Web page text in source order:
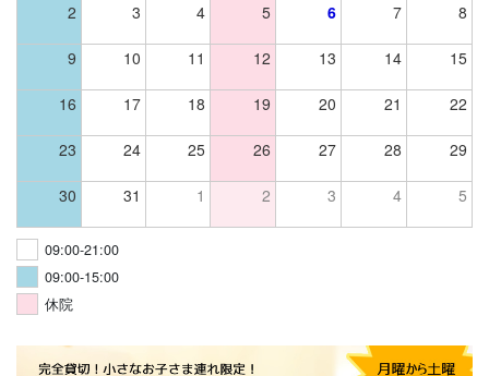
2 3 4 5 6 7 8
9 10 11 12 13 14 15
16 17 18 19 20 21 22
23 24 25 26 27 28 29
30 31 1 2 3 4 5
09:00-21:00
09:00-15:00
休院